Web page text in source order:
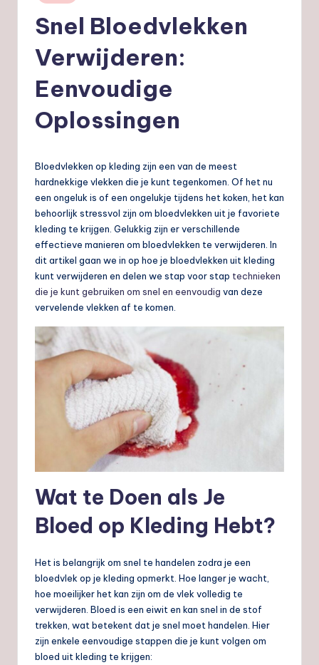
nl
in
Snel Bloedvlekken
Verwijderen:
Eenvoudige
Oplossingen
Bloedvlekken op kleding zijn een van de meest
hardnekkige vlekken die je kunt tegenkomen. Of het nu
een ongeluk is of een ongelukje tijdens het koken, het kan
behoorlijk stressvol zijn om bloedvlekken uit je favoriete
kleding te krijgen. Gelukkig zijn er verschillende
effectieve manieren om bloedvlekken te verwijderen. In
dit artikel gaan we in op hoe je bloedvlekken uit kleding
kunt verwijderen en delen we stap voor stap technieken
die je kunt gebruiken om snel en eenvoudig van deze
vervelende vlekken af te komen.
Wat te Doen als Je
Bloed op Kleding Hebt?
Het is belangrijk om snel te handelen zodra je een
bloedvlek op je kleding opmerkt. Hoe langer je wacht,
hoe moeilijker het kan zijn om de vlek volledig te
verwijderen. Bloed is een eiwit en kan snel in de stof
trekken, wat betekent dat je snel moet handelen. Hier
zijn enkele eenvoudige stappen die je kunt volgen om
bloed uit kleding te krijgen: